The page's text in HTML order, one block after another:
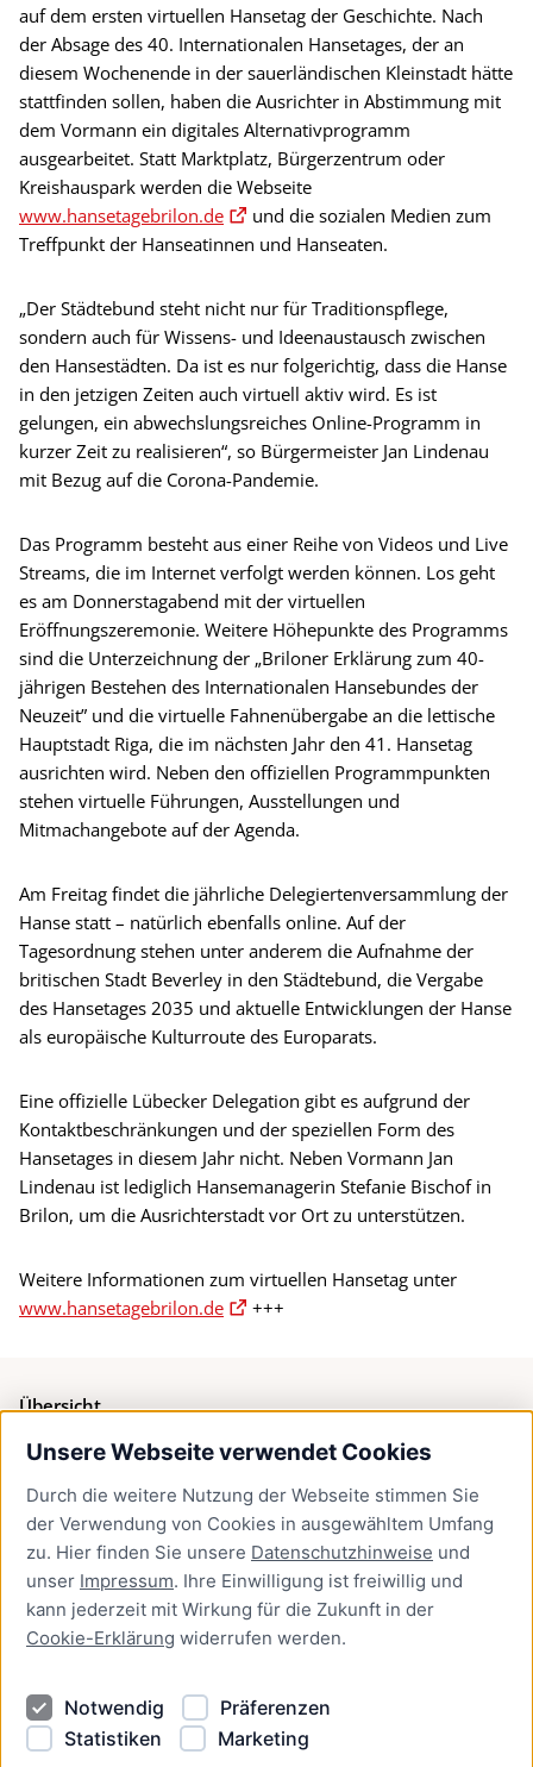
Unsere Webseite verwendet Cookies
Durch die weitere Nutzung der Webseite stimmen Sie
der Verwendung von Cookies in ausgewähltem Umfang
zu. Hier finden Sie unsere Datenschutzhinweise und
unser Impressum. Ihre Einwilligung ist freiwillig und
kann jederzeit mit Wirkung für die Zukunft in der
Cookie-Erklärung widerrufen werden.
Notwendig
Präferenzen
Statistiken
Marketing
auf dem ersten virtuellen Hansetag der Geschichte. Nach
der Absage des 40. Internationalen Hansetages, der an
diesem Wochenende in der sauerländischen Kleinstadt hätte
stattfinden sollen, haben die Ausrichter in Abstimmung mit
dem Vormann ein digitales Alternativprogramm
ausgearbeitet. Statt Marktplatz, Bürgerzentrum oder
Kreishauspark werden die Webseite
www.hansetagebrilon.de
und die sozialen Medien zum
Treffpunkt der Hanseatinnen und Hanseaten.
„Der Städtebund steht nicht nur für Traditionspflege,
sondern auch für Wissens- und Ideenaustausch zwischen
den Hansestädten. Da ist es nur folgerichtig, dass die Hanse
in den jetzigen Zeiten auch virtuell aktiv wird. Es ist
gelungen, ein abwechslungsreiches Online-Programm in
kurzer Zeit zu realisieren“, so Bürgermeister Jan Lindenau
mit Bezug auf die Corona-Pandemie.
Das Programm besteht aus einer Reihe von Videos und Live
Streams, die im Internet verfolgt werden können. Los geht
es am Donnerstagabend mit der virtuellen
Eröffnungszeremonie. Weitere Höhepunkte des Programms
sind die Unterzeichnung der „Briloner Erklärung zum 40-
jährigen Bestehen des Internationalen Hansebundes der
Neuzeit” und die virtuelle Fahnenübergabe an die lettische
Hauptstadt Riga, die im nächsten Jahr den 41. Hansetag
ausrichten wird. Neben den offiziellen Programmpunkten
stehen virtuelle Führungen, Ausstellungen und
Mitmachangebote auf der Agenda.
Am Freitag findet die jährliche Delegiertenversammlung der
Hanse statt – natürlich ebenfalls online. Auf der
Tagesordnung stehen unter anderem die Aufnahme der
britischen Stadt Beverley in den Städtebund, die Vergabe
des Hansetages 2035 und aktuelle Entwicklungen der Hanse
als europäische Kulturroute des Europarats.
Eine offizielle Lübecker Delegation gibt es aufgrund der
Kontaktbeschränkungen und der speziellen Form des
Hansetages in diesem Jahr nicht. Neben Vormann Jan
Lindenau ist lediglich Hansemanagerin Stefanie Bischof in
Brilon, um die Ausrichterstadt vor Ort zu unterstützen.
Weitere Informationen zum virtuellen Hansetag unter
www.hansetagebrilon.de
+++
Übersicht
Bürgerservice
Presse
Newsletter Lübeck:kompakt
Kontakt
Kontakt
Datenschutzhinweise
Barrierefreiheit